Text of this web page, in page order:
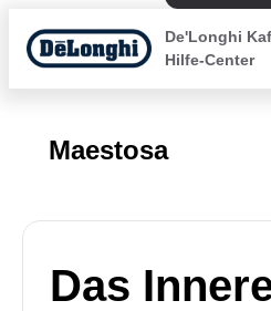
De'Longhi
Hilfe-Center
Maestosa
Das